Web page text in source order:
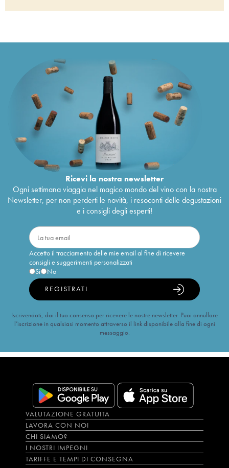
Ricevi la nostra newsletter
Ogni settimana viaggia nel magico mondo del vino con la nostra
Newsletter, per non perderti le novità, i resoconti delle degustazioni
e i consigli degli esperti!
Accetto il tracciamento delle mie email al fine di ricevere
consigli e suggerimenti personalizzati
Sì
No
REGISTRATI
Iscrivendoti, dai il tuo consenso per ricevere le nostre newsletter. Puoi annullare
l’iscrizione in qualsiasi momento attraverso il link disponibile alla fine di ogni
messaggio.
VALUTAZIONE GRATUITA
LAVORA CON NOI
CHI SIAMO?
I NOSTRI IMPEGNI
TARIFFE E TEMPI DI CONSEGNA